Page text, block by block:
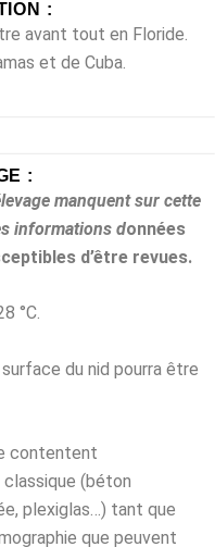
:
avant tout en Floride.
et de Cuba.
:
manquent sur cette
informations données
d’être revues.
°C.
du nid pourra être
contentent
classique (béton
plexiglas…) tant que
que peuvent